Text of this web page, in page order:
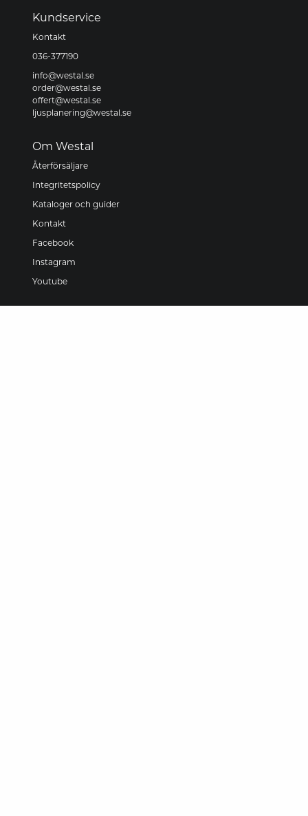
Kundservice
Kontakt
036-377190
info@westal.se
order@westal.se
offert@westal.se
ljusplanering@westal.se
Om Westal
Återförsäljare
Integritetspolicy
Kataloger och guider
Kontakt
Facebook
Instagram
Youtube